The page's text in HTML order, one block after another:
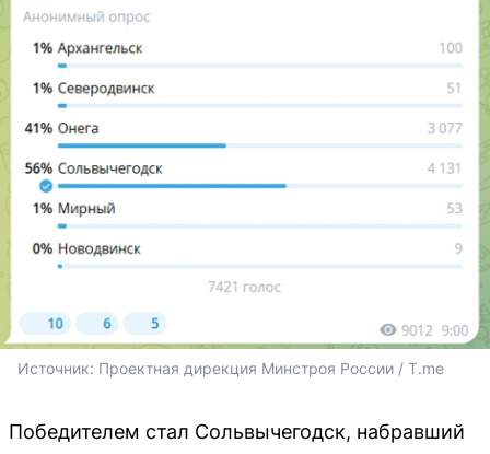
Источник: Проектная дирекция Минстроя России / T.me
Победителем стал Сольвычегодск, набравший